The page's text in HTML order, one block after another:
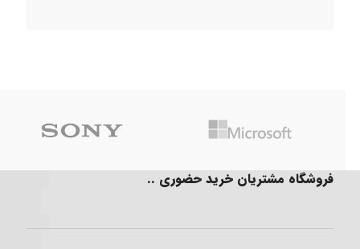
فروشگاه مشتریان خرید حضوری ..